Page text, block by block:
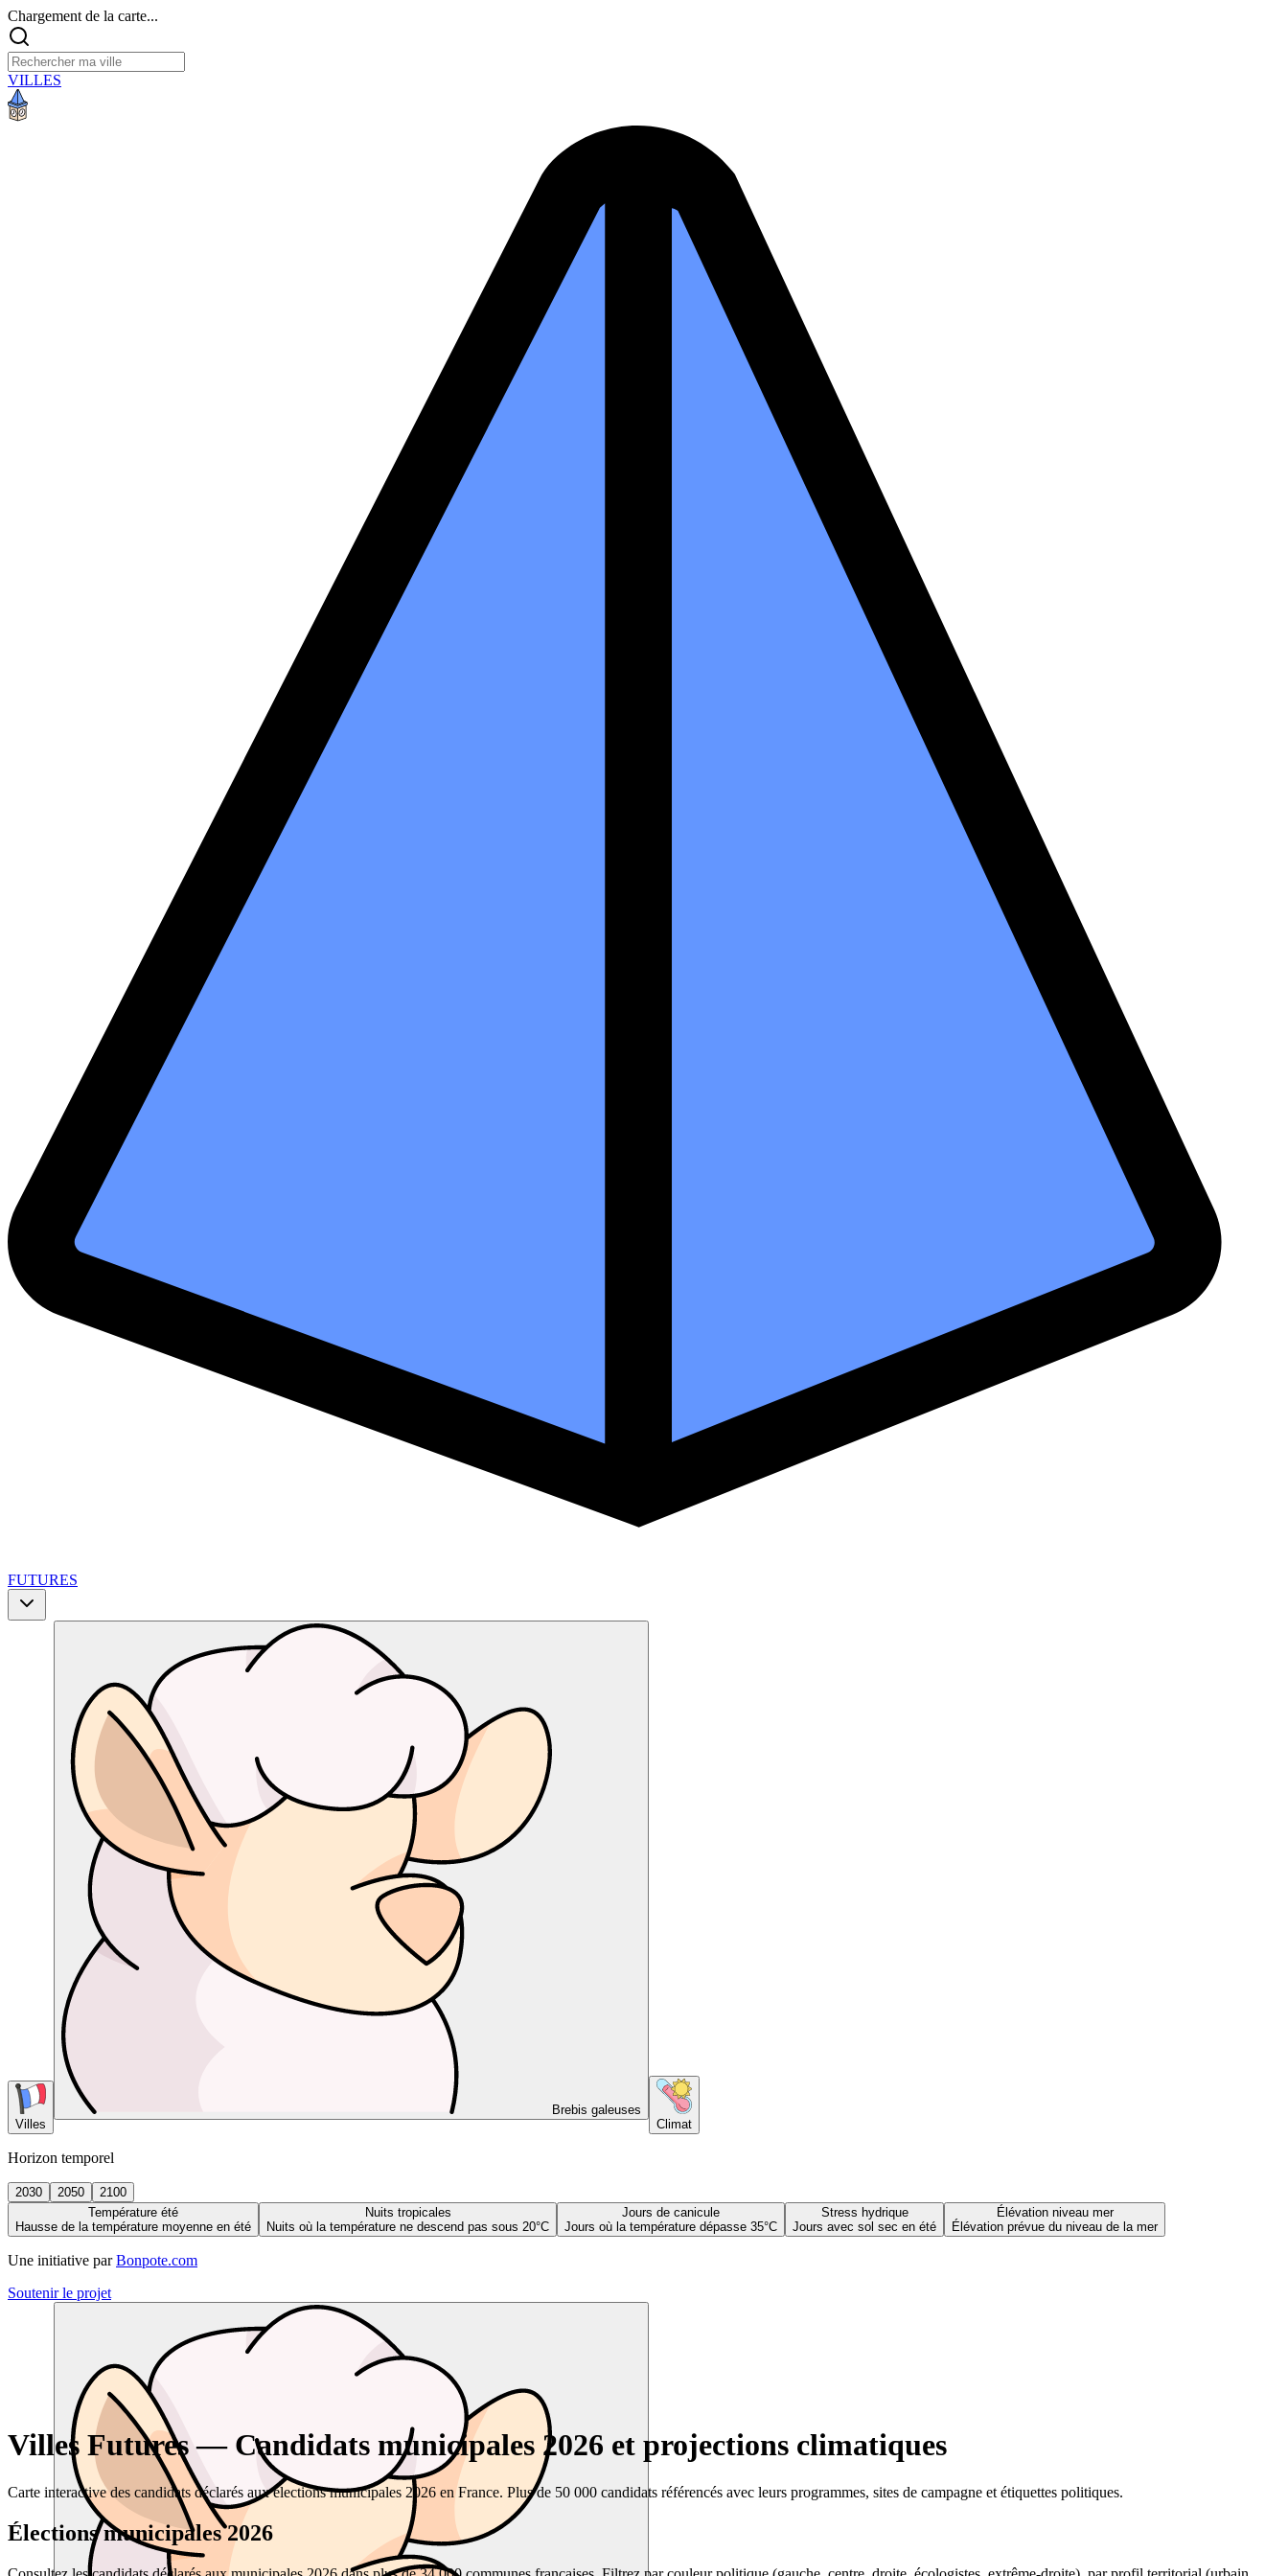
Chargement de la carte...
VILLES
FUTURES
Villes
Brebis galeuses
Climat
Horizon temporel
2030 2050
2100
Température été
Hausse de la température moyenne en été
Nuits tropicales
Nuits où la température ne descend pas sous 20°C
Jours de canicule
Jours où la température dépasse 35°C
Stress hydrique
Jours avec sol sec en été
Élévation niveau mer
Élévation prévue du niveau de la mer
Une initiative par Bonpote.com
Soutenir le projet
Villes Futures — Candidats municipales 2026 et projections climatiques
Carte interactive des candidats déclarés aux élections municipales 2026 en France. Plus de 50 000 candidats référencés avec leurs programmes, sites de campagne et étiquettes politiques.
Élections municipales 2026